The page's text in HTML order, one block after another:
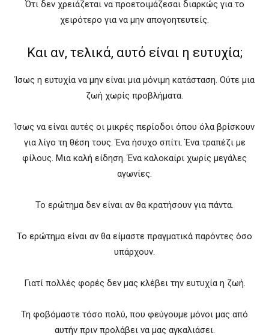
Ότι δεν χρειάζεται να προετοιμάζεσαι διαρκώς για το
χειρότερο για να μην απογοητευτείς.
Και αν, τελικά, αυτό είναι η ευτυχία;
Ίσως η ευτυχία να μην είναι μια μόνιμη κατάσταση. Ούτε μια
ζωή χωρίς προβλήματα.
Ίσως να είναι αυτές οι μικρές περίοδοι όπου όλα βρίσκουν
για λίγο τη θέση τους. Ένα ήσυχο σπίτι. Ένα τραπέζι με
φίλους. Μια καλή είδηση. Ένα καλοκαίρι χωρίς μεγάλες
αγωνίες.
Το ερώτημα δεν είναι αν θα κρατήσουν για πάντα.
Το ερώτημα είναι αν θα είμαστε πραγματικά παρόντες όσο
υπάρχουν.
Γιατί πολλές φορές δεν μας κλέβει την ευτυχία η ζωή.
Τη φοβόμαστε τόσο πολύ, που φεύγουμε μόνοι μας από
αυτήν πριν προλάβει να μας αγκαλιάσει.